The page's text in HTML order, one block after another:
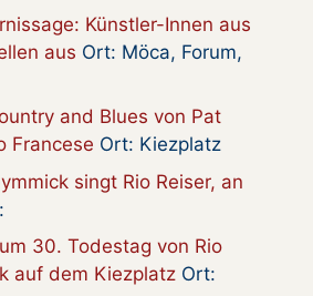
Künstler-Innen aus
aus Ort: Möca, Forum,
and Blues von Pat
Francese Ort: Kiezplatz
singt Rio Reiser, an
30. Todestag von Rio
auf dem Kiezplatz Ort: